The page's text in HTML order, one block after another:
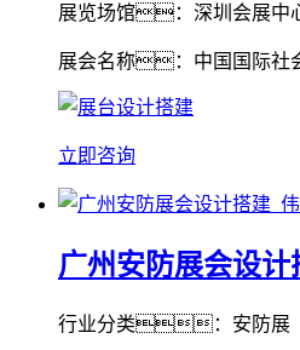
展览场馆：深圳会展中
展会名称：中国国际社
立即咨询
广州安防展会设
行业分类：安防展